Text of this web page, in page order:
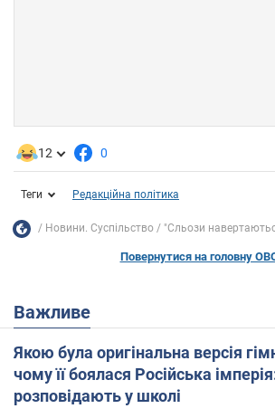
12 0
Теги Редакційна політика
Новини. Суспільство "Сльози
Повернутися на головну
Важливе
Якою була оригінальна версія
чому її боялася Російська
розповідають у школі